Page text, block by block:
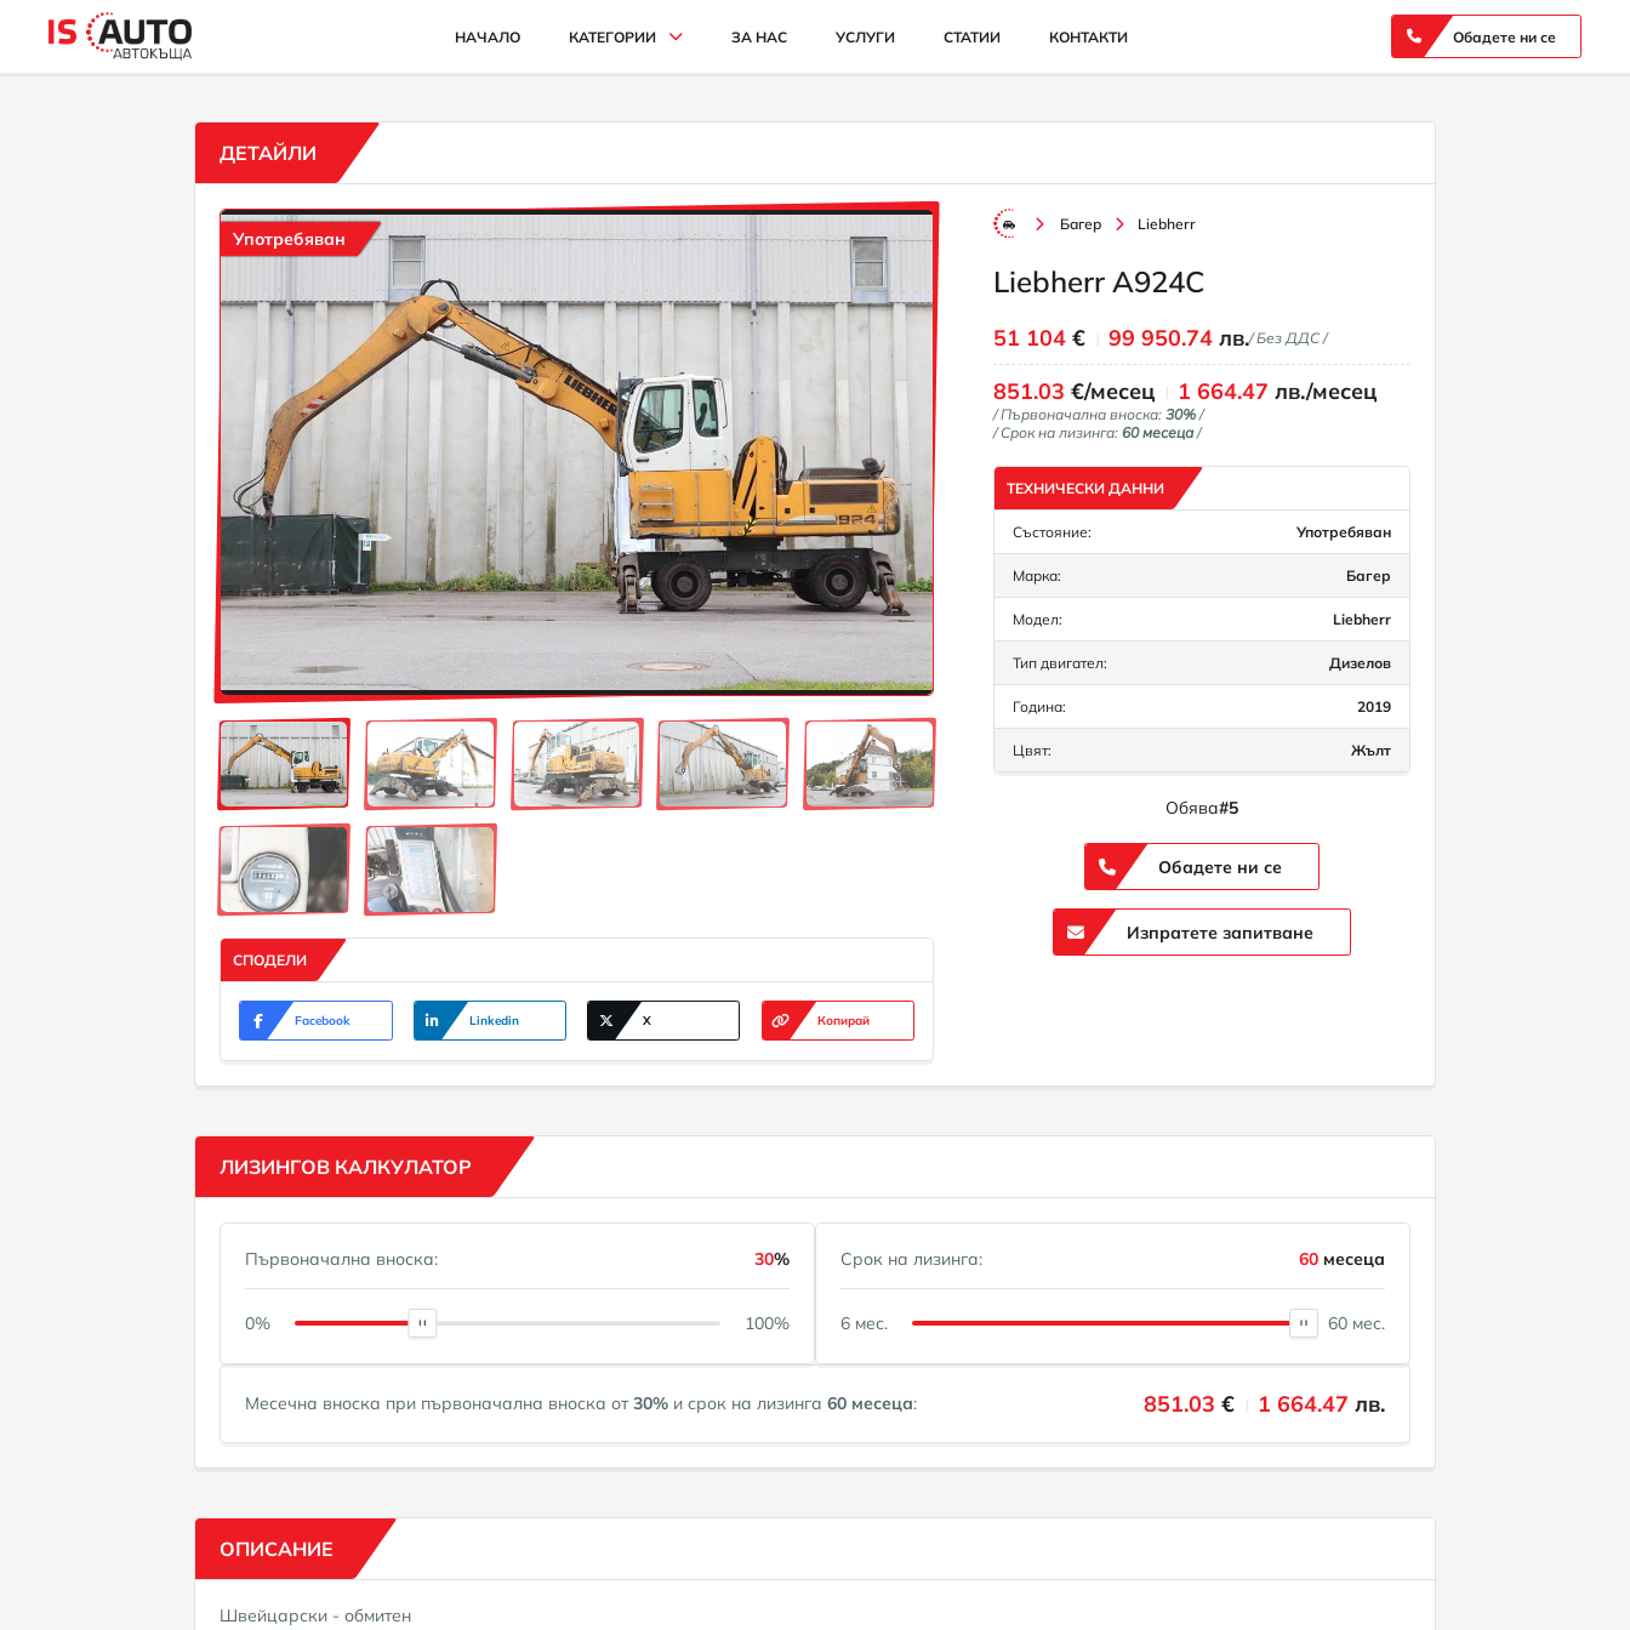
НАЧАЛО КАТЕГОРИИ
АВТОМОБИЛИ И ДЖИПОВЕ
КАМИОНИ
ИНДУСТРИАЛНИ
ЗА НАС УСЛУГИ СТАТИИ КОНТАКТИ Обадете ни се
ДЕТАЙЛИ
Употребяван
СПОДЕЛИ
Facebook Linkedin X Копирай
Багер Liebherr
Liebherr A924C
51 104 € 99 950.74 лв./ Без ДДС /
851.03 €/месец 1 664.47 лв./месец
/ Първоначална вноска:30%/
/ Срок на лизинга:60 месеца/
ТЕХНИЧЕСКИ ДАННИ
Състояние: Употребяван
Марка: Багер
Модел: Liebherr
Тип двигател: Дизелов
Година: 2019
Цвят: Жълт
Обява#5
Обадете ни се
Изпратете запитване
ЛИЗИНГОВ КАЛКУЛАТОР
Първоначална вноска: 30%
0% 100%
Срок на лизинга: 60 месеца
6 мес. 60 мес.
Месечна вноска при първоначална вноска от30% и срок на лизинга 60 месеца: 851.03 € 1 664.47 лв.
ОПИСАНИЕ
Швейцарски - обмитен